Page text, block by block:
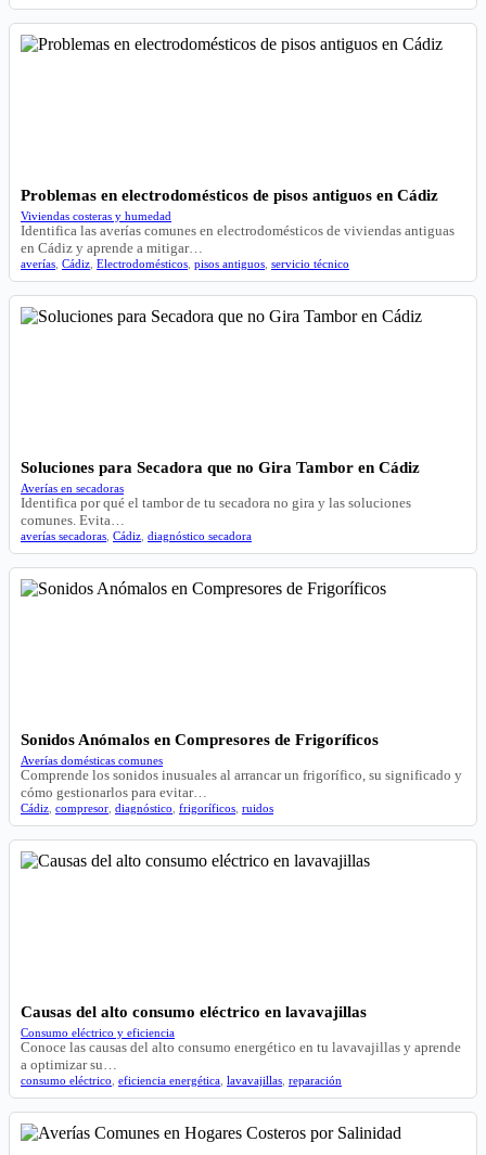
Problemas en electrodomésticos de pisos antiguos en Cádiz
Viviendas costeras y humedad
Identifica las averías comunes en electrodomésticos de viviendas antiguas
en Cádiz y aprende a mitigar…
averías Cádiz Electrodomésticos pisos antiguos servicio técnico
Soluciones para Secadora que no Gira Tambor en Cádiz
Averías en secadoras
Identifica por qué el tambor de tu secadora no gira y las soluciones
comunes. Evita…
averías secadoras Cádiz diagnóstico secadora
Sonidos Anómalos en Compresores de Frigoríficos
Averías domésticas comunes
Comprende los sonidos inusuales al arrancar un frigorífico, su significado y
cómo gestionarlos para evitar…
Cádiz compresor diagnóstico frigoríficos ruidos
Causas del alto consumo eléctrico en lavavajillas
Consumo eléctrico y eficiencia
Conoce las causas del alto consumo energético en tu lavavajillas y aprende
a optimizar su…
consumo eléctrico eficiencia energética lavavajillas reparación